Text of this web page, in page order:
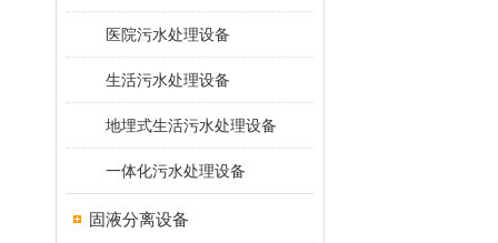
医院污水处理设备
生活污水处理设备
地埋式生活污水处理设备
一体化污水处理设备
固液分离设备